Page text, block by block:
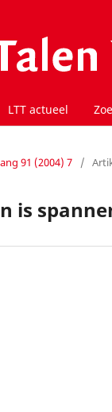
LTT actueel
91 (2004) 7 /
is